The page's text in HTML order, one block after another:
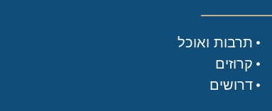
תרבות ואוכל
קרוזים
דרושים